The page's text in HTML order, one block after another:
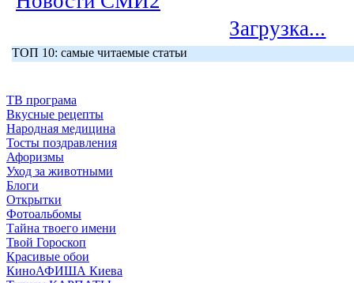
Загрузка...
ТОП 10: самые читаемые статьи
ТВ програма
Вкусные рецепты
Народная медицина
Тосты поздравления
Афоризмы
Уход за животными
Блоги
Открытки
Фотоальбомы
Тайна твоего имени
Твой Гороскоп
Красивые обои
КиноАФИША Киева